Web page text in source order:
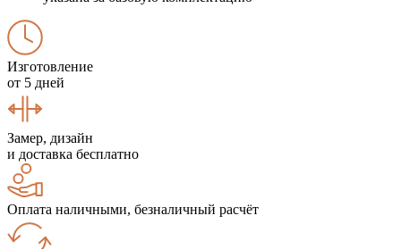
Изготовление
от 5 дней
Замер, дизайн
и доставка бесплатно
Оплата наличными, безналичный расчёт